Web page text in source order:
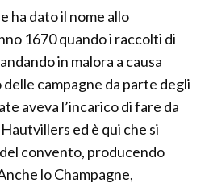
ha dato il nome allo
1670 quando i raccolti di
in malora a causa
campagne da parte degli
aveva l’incarico di fare da
ed è qui che si
convento, producendo
lo Champagne,